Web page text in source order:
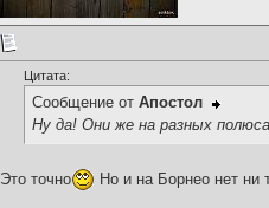
Цитата:
Сообщение от Апостол
Ну да! Они же на разных
Это точно
Но и на Борнео нет ни